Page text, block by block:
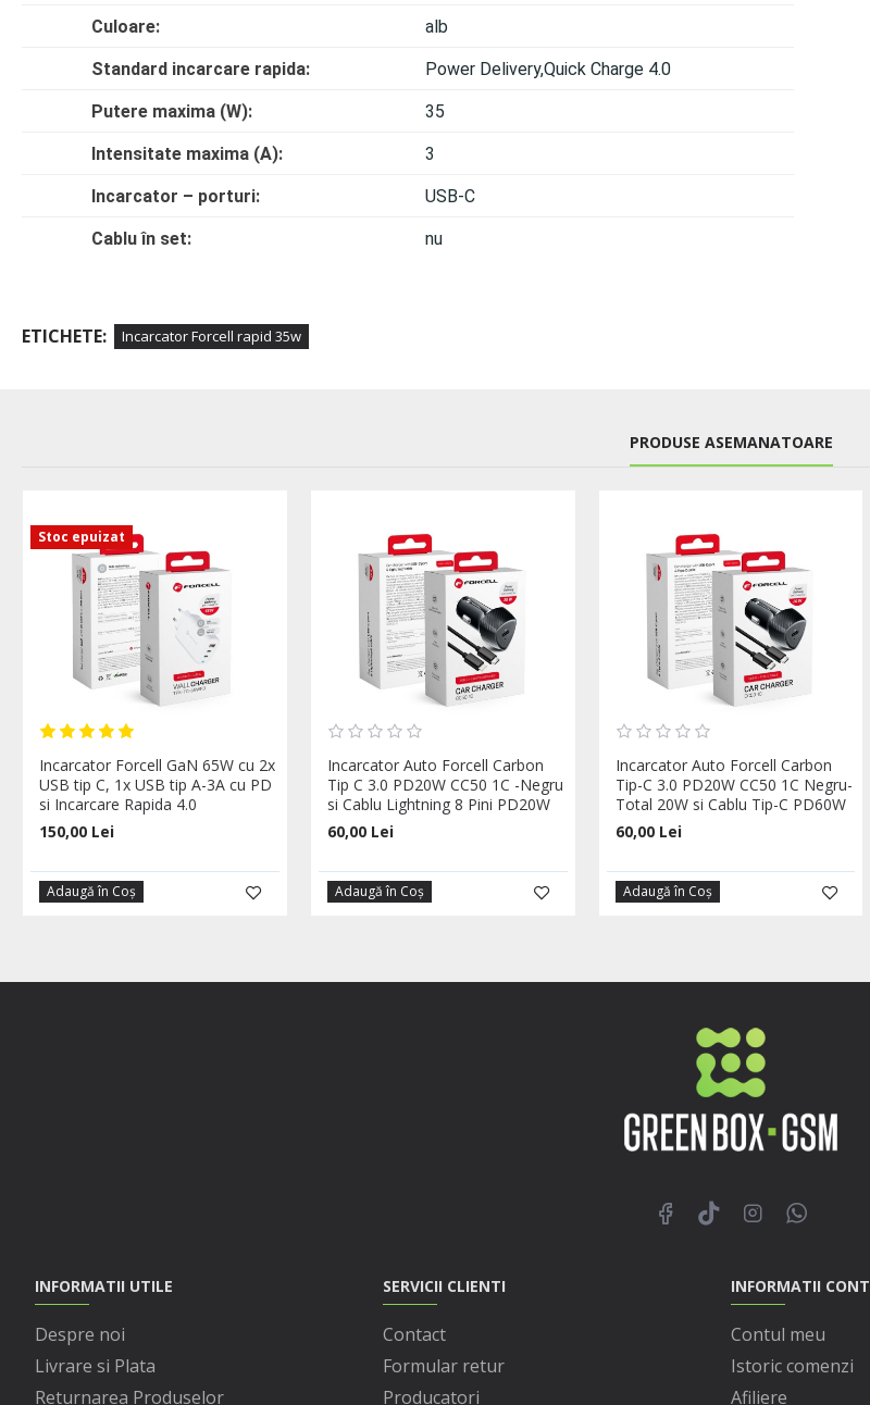
Culoare: alb
Standard incarcare rapida: Power Delivery,Quick Charge 4.0
Putere maxima (W): 35
Intensitate maxima (A): 3
Incarcator – porturi: USB-C
Cablu în set: nu
ETICHETE: Incarcator Forcell rapid 35w
PRODUSE ASEMANATOARE
Stoc epuizat
Incarcator Forcell GaN 65W cu 2x
USB tip C, 1x USB tip A-3A cu PD
si Incarcare Rapida 4.0
150,00 Lei
Adaugă în Coş
Incarcator Auto Forcell Carbon
Tip C 3.0 PD20W CC50 1C -Negru
si Cablu Lightning 8 Pini PD20W
60,00 Lei
Adaugă în Coş
Incarcator Auto Forcell Carbon
Tip-C 3.0 PD20W CC50 1C Negru-
Total 20W si Cablu Tip-C PD60W
60,00 Lei
Adaugă în Coş
INFORMATII UTILE
Despre noi
Livrare si Plata
Returnarea Produselor
SERVICII CLIENTI
Contact
Formular retur
Producatori
INFORMATII CONT
Contul meu
Istoric comenzi
Afiliere